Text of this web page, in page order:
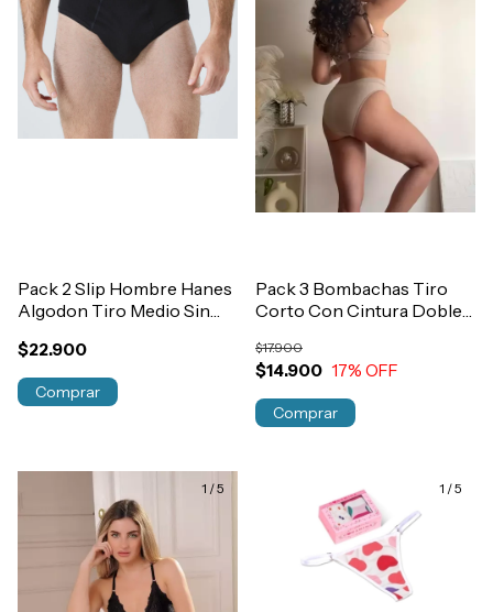
Pack 2 Slip Hombre Hanes
Algodon Tiro Medio Sin
$22.900
Comprar
Pack 3 Bombachas Tiro
Corto Con Cintura Doble
Art.34
$14.900
$17.900
17% OFF
Comprar
1 /5 1 /5